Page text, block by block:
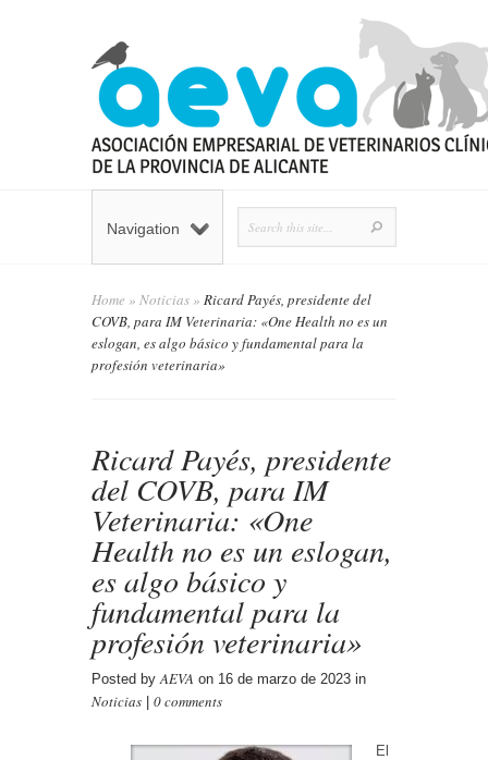
Navigation
Home » Noticias» Ricard Payés, presidente del
COVB, para IM Veterinaria: «One Health no es un
eslogan, es algo básico y fundamental para la
profesión veterinaria»
Ricard Payés, presidente
del COVB, para IM
Veterinaria: «One
Health no es un eslogan,
es algo básico y
fundamental para la
profesión veterinaria»
Posted byAEVA on 16 de marzo de 2023 in
Noticias 0 comments
El